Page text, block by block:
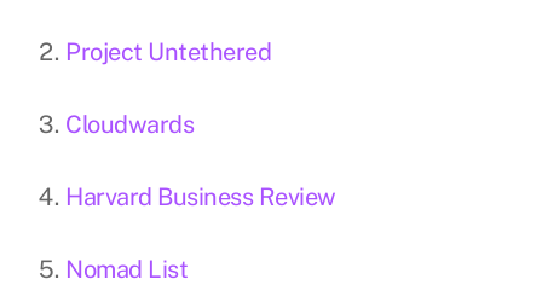
Project Untethered
Cloudwards
Harvard Business Review
Nomad List